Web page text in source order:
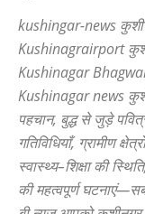
kushingar-news
Kushinagrairport
Kushinagar
Kushinagar news
पहचान, बुद्ध से जुड़े
गतिविधियाँ, ग्रामीण
स्वास्थ्य–शिक्षा की
की महत्वपूर्ण